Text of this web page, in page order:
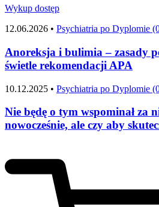
Wykup dostęp
12.06.2026 • Psychiatria po Dyplomie
Anoreksja i bulimia – zasady
świetle rekomendacji APA
10.12.2025 • Psychiatria po Dyplomie
Nie będę o tym wspominał za
nowocześnie, ale czy aby